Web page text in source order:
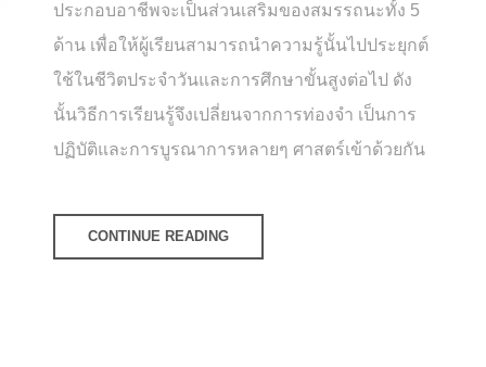
ประกอบอาชีพจะเป็นส่วนเสริมของสมรรถนะทั้ง 5
ด้าน เพื่อให้ผู้เรียนสามารถนำความรู้นั้นไปประยุกต์
ใช้ในชีวิตประจำวันและการศึกษาขั้นสูงต่อไป ดัง
นั้นวิธีการเรียนรู้จึงเปลี่ยนจากการท่องจำ เป็นการ
ปฏิบัติและการบูรณาการหลายๆ ศาสตร์เข้าด้วยกัน
CONTINUE READING